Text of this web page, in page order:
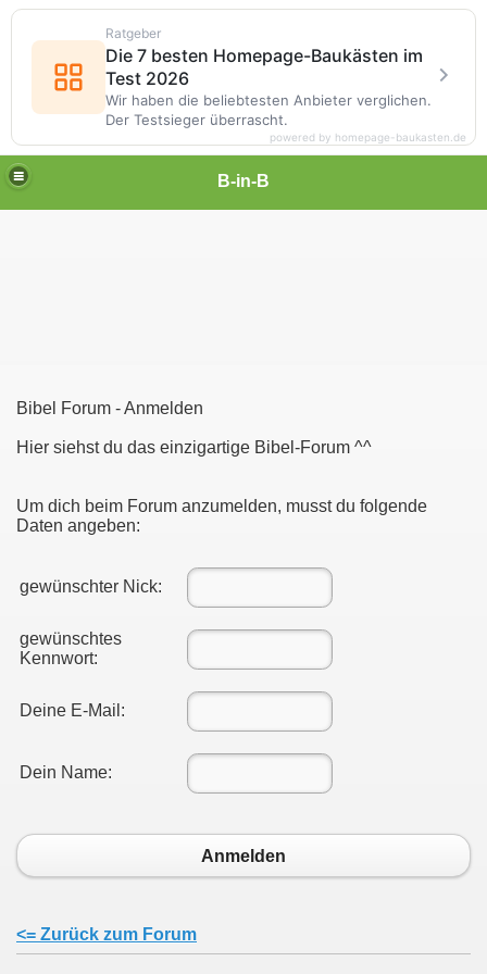
B-in-B
Bibel Forum - Anmelden
Hier siehst du das einzigartige Bibel-Forum ^^
Um dich beim Forum anzumelden, musst du folgende
Daten angeben:
gewünschter Nick:
gewünschtes
Kennwort:
Deine E-Mail:
Dein Name:
Anmelden
<= Zurück zum Forum
Ratgeber
Die 7 besten Homepage-Baukästen im
Test 2026
Wir haben die beliebtesten Anbieter verglichen.
Der Testsieger überrascht.
powered by homepage-baukasten.de